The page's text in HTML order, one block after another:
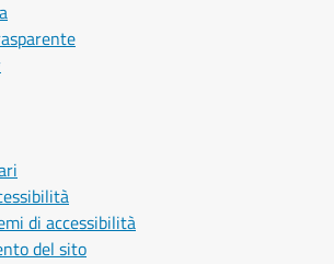
di accessibilità
del sito